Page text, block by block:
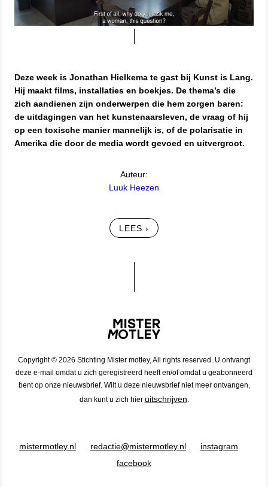
Deze week is Jonathan Hielkema te gast bij Kunst is Lang.
Hij maakt films, installaties en boekjes. De thema’s die
zich aandienen zijn onderwerpen die hem zorgen baren:
de uitdagingen van het kunstenaarsleven, de vraag of hij
op een toxische manier mannelijk is, of de polarisatie in
Amerika die door de media wordt gevoed en uitvergroot.
Auteur:
Luuk Heezen
LEES ›
Copyright © 2026 Stichting Mister motley, All rights reserved. U ontvangt
deze e-mail omdat u zich geregistreerd heeft en/of omdat u geabonneerd
bent op onze nieuwsbrief. Wilt u deze nieuwsbrief niet meer ontvangen,
dan kunt u zich hier uitschrijven.
mistermotley.nl redactie@mistermotley.nl
instagram
facebook